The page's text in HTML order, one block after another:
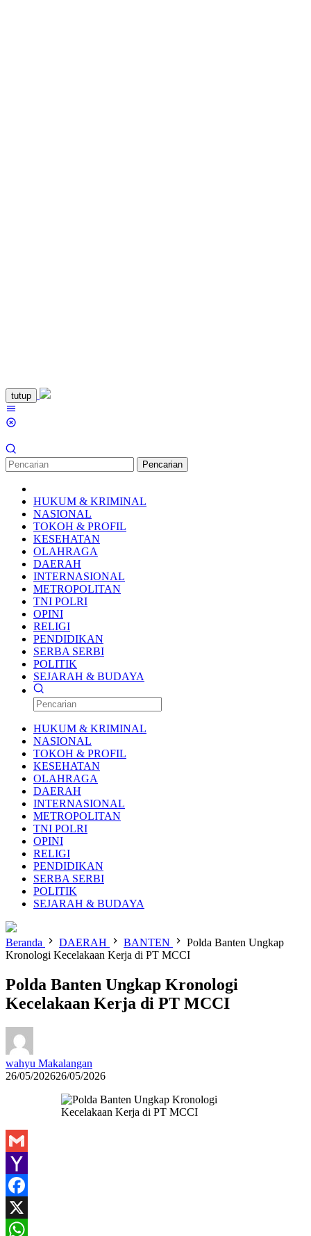
Loncat
ke
konten
tutup
Pencarian
HUKUM & KRIMINAL
NASIONAL
TOKOH & PROFIL
KESEHATAN
OLAHRAGA
DAERAH
INTERNASIONAL
METROPOLITAN
TNI POLRI
OPINI
RELIGI
PENDIDIKAN
SERBA SERBI
POLITIK
SEJARAH & BUDAYA
HUKUM & KRIMINAL
NASIONAL
TOKOH & PROFIL
KESEHATAN
OLAHRAGA
DAERAH
INTERNASIONAL
METROPOLITAN
TNI POLRI
OPINI
RELIGI
PENDIDIKAN
SERBA SERBI
POLITIK
SEJARAH & BUDAYA
Beranda DAERAH BANTEN
Polda Banten Ungkap
Kronologi Kecelakaan Kerja di PT MCCI
Polda Banten Ungkap Kronologi
Kecelakaan Kerja di PT MCCI
wahyu Makalangan
26/05/202626/05/2026
Gmail
Yahoo
Mail
Facebook
X